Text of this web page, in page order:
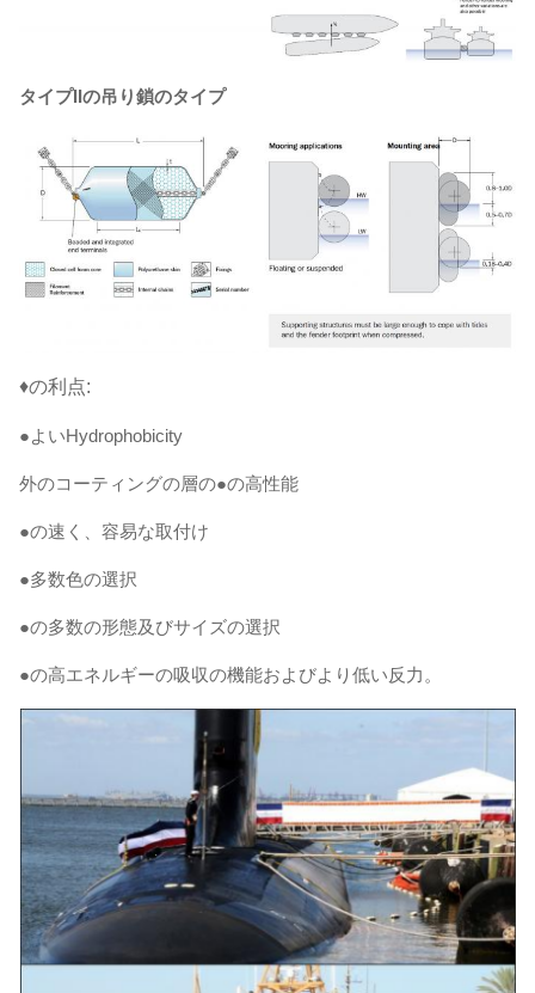
タイプIIの吊り鎖のタイプ
♦の利点:
●よいHydrophobicity
外のコーティングの層の●の高性能
●の速く、容易な取付け
●多数色の選択
●の多数の形態及びサイズの選択
●の高エネルギーの吸収の機能およびより低い反力。